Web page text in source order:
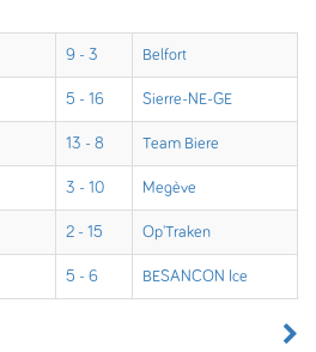
9 - 3 Belfort
5 - 16 Sierre-NE-GE
13 - 8 Team Biere
3 - 10 Megève
2 - 15 Op'Traken
5 - 6 BESANCON Ice